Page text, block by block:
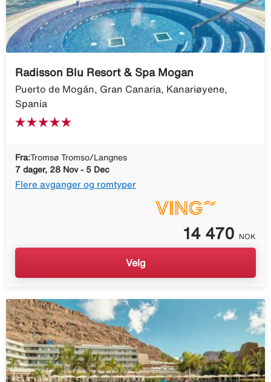
Radisson Blu Resort & Spa Mogan
Puerto de Mogán, Gran Canaria, Kanariøyene,
Spania
Fra:Tromsø Tromso/Langnes
7 dager, 28 Nov - 5 Dec
Flere avganger og romtyper
14 470 NOK
Velg